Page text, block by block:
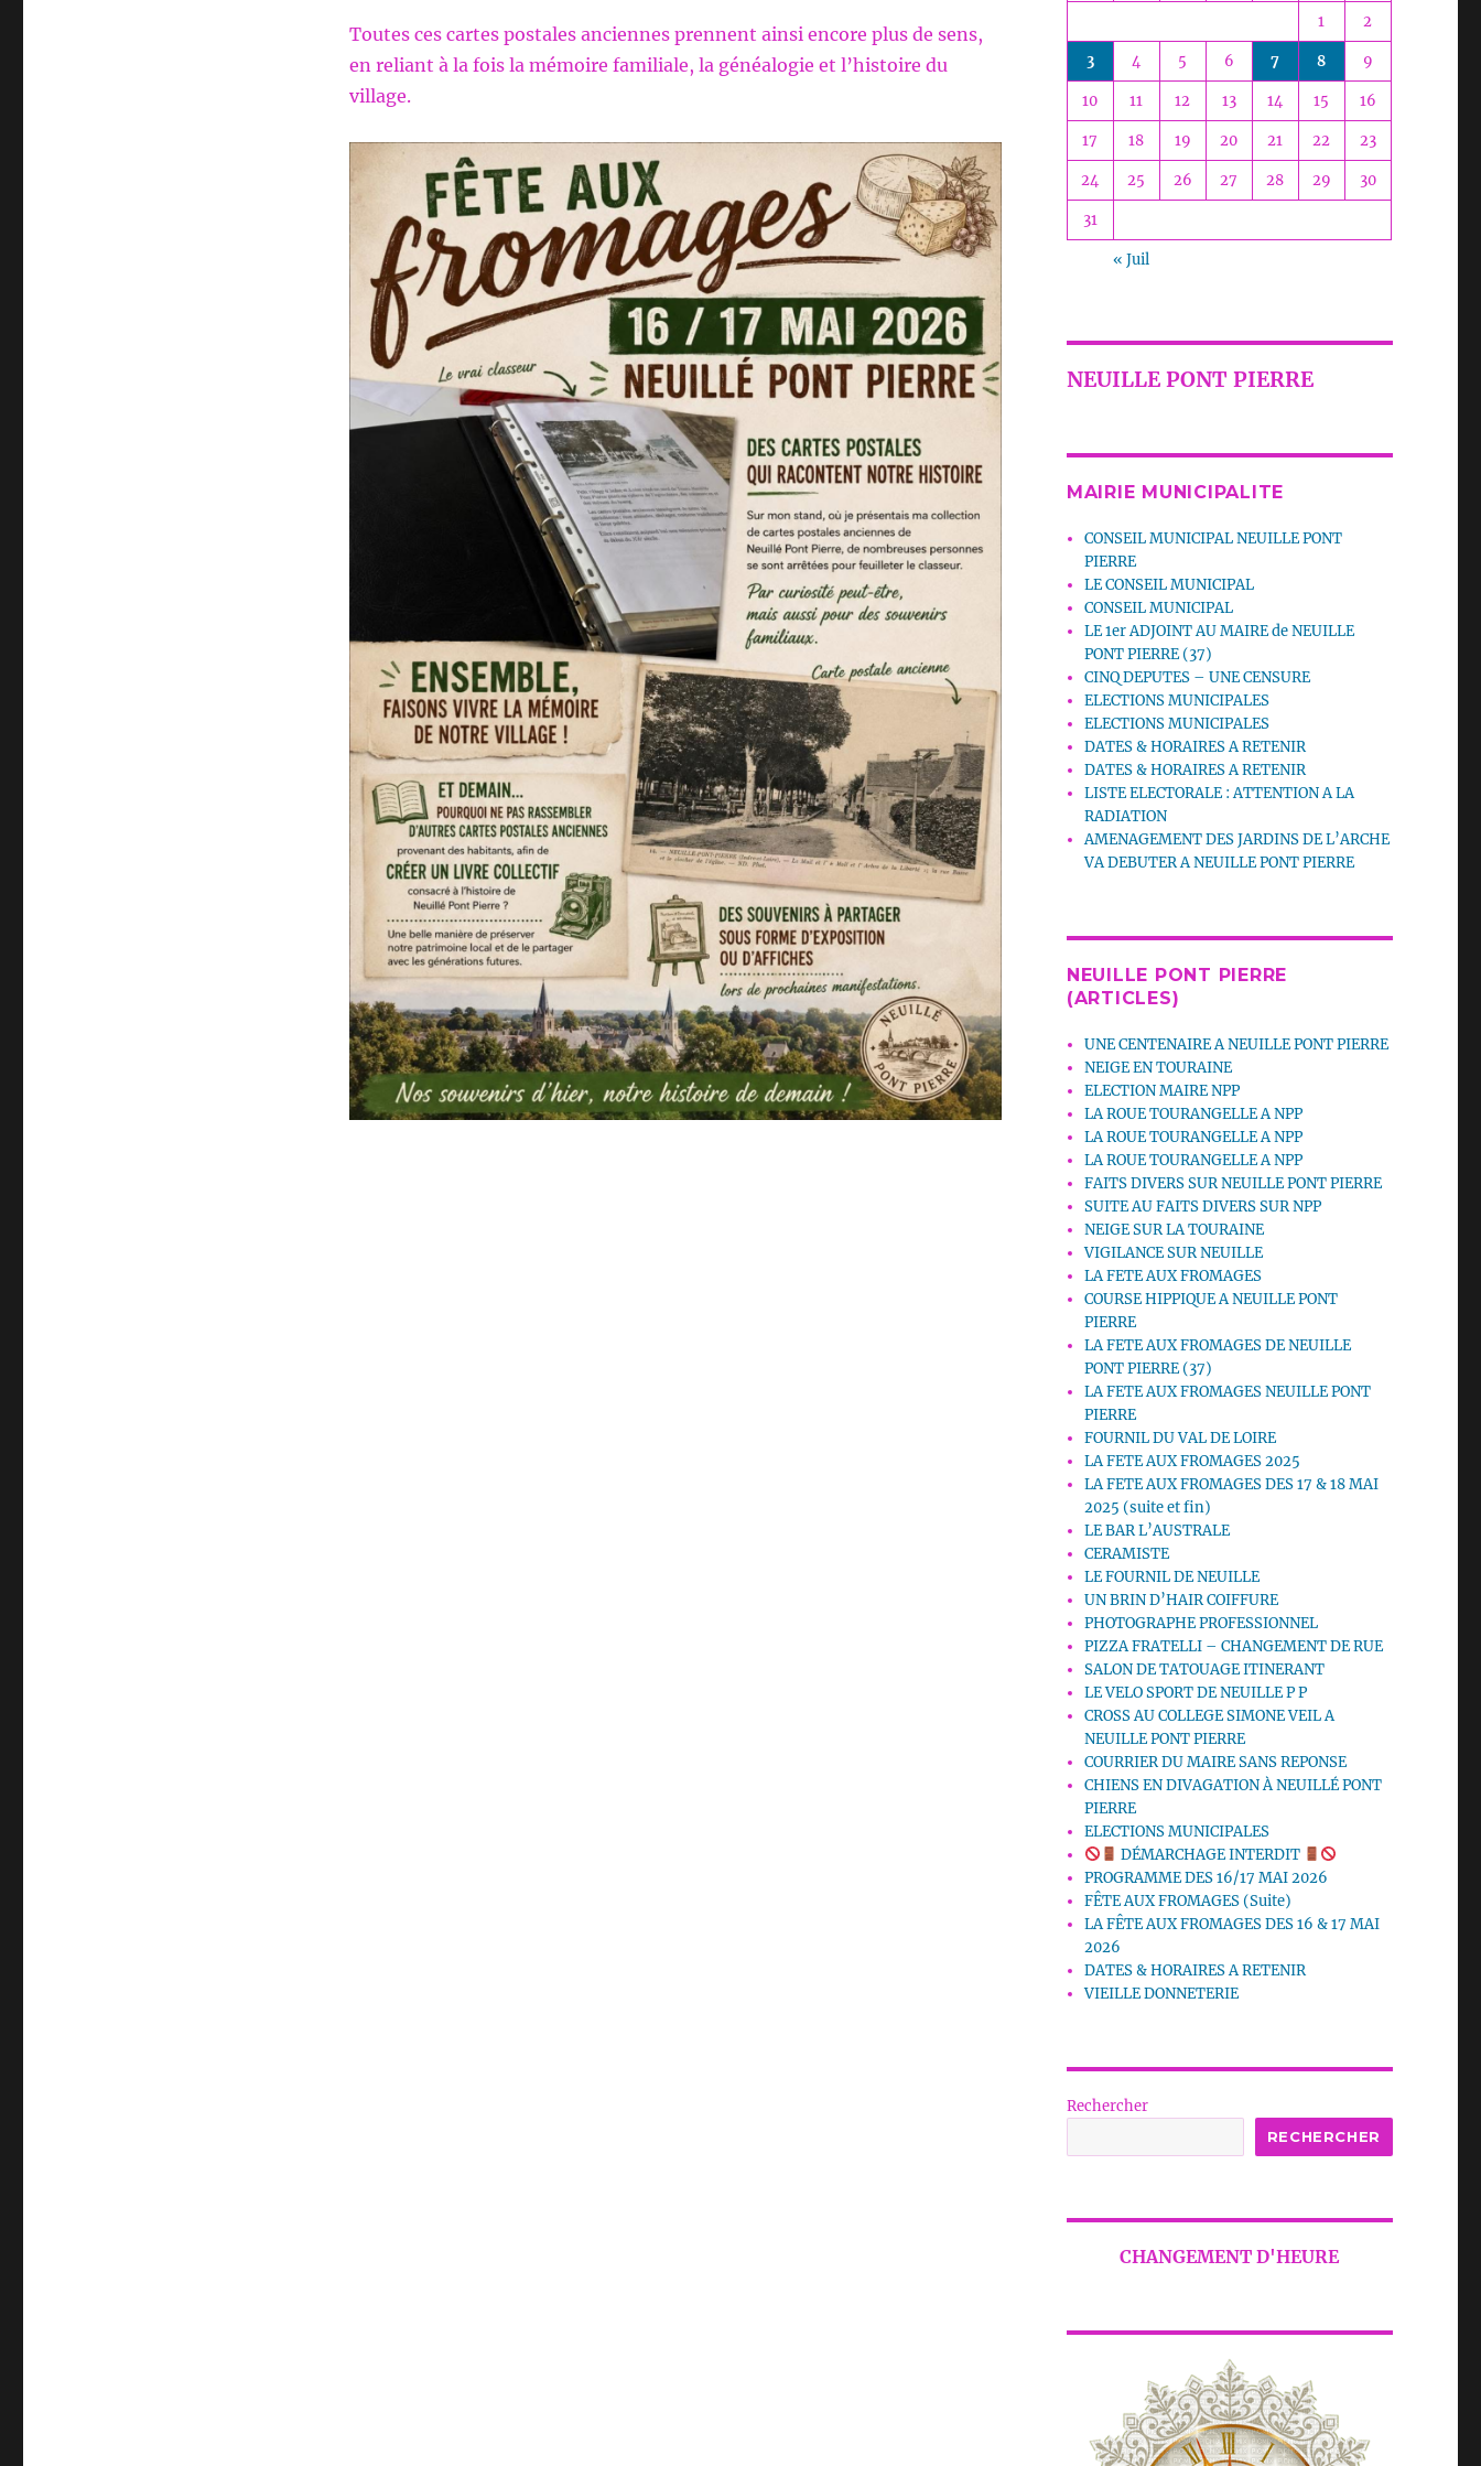
Toutes ces cartes postales anciennes prennent ainsi encore plus de sens,
en reliant à la fois la mémoire familiale, la généalogie et l’histoire du
village.
1 2
3 4 5 6 7 8 9
10 11 12 13 14 15 16
17 18 19 20 21 22 23
24 25 26 27 28 29 30
31
« Juil
NEUILLE PONT PIERRE
MAIRIE MUNICIPALITE
CONSEIL MUNICIPAL NEUILLE PONT
PIERRE
LE CONSEIL MUNICIPAL
CONSEIL MUNICIPAL
LE 1er ADJOINT AU MAIRE de NEUILLE
PONT PIERRE (37)
CINQ DEPUTES – UNE CENSURE
ELECTIONS MUNICIPALES
ELECTIONS MUNICIPALES
DATES & HORAIRES A RETENIR
DATES & HORAIRES A RETENIR
LISTE ELECTORALE : ATTENTION A LA
RADIATION
AMENAGEMENT DES JARDINS DE L’ARCHE
VA DEBUTER A NEUILLE PONT PIERRE
NEUILLE PONT PIERRE
(ARTICLES)
UNE CENTENAIRE A NEUILLE PONT PIERRE
NEIGE EN TOURAINE
ELECTION MAIRE NPP
LA ROUE TOURANGELLE A NPP
LA ROUE TOURANGELLE A NPP
LA ROUE TOURANGELLE A NPP
FAITS DIVERS SUR NEUILLE PONT PIERRE
SUITE AU FAITS DIVERS SUR NPP
NEIGE SUR LA TOURAINE
VIGILANCE SUR NEUILLE
LA FETE AUX FROMAGES
COURSE HIPPIQUE A NEUILLE PONT
PIERRE
LA FETE AUX FROMAGES DE NEUILLE
PONT PIERRE (37)
LA FETE AUX FROMAGES NEUILLE PONT
PIERRE
FOURNIL DU VAL DE LOIRE
LA FETE AUX FROMAGES 2025
LA FETE AUX FROMAGES DES 17 & 18 MAI
2025 (suite et fin)
LE BAR L’AUSTRALE
CERAMISTE
LE FOURNIL DE NEUILLE
UN BRIN D’HAIR COIFFURE
PHOTOGRAPHE PROFESSIONNEL
PIZZA FRATELLI – CHANGEMENT DE RUE
SALON DE TATOUAGE ITINERANT
LE VELO SPORT DE NEUILLE P P
CROSS AU COLLEGE SIMONE VEIL A
NEUILLE PONT PIERRE
COURRIER DU MAIRE SANS REPONSE
CHIENS EN DIVAGATION À NEUILLÉ PONT
PIERRE
ELECTIONS MUNICIPALES
DÉMARCHAGE INTERDIT
PROGRAMME DES 16/17 MAI 2026
FÊTE AUX FROMAGES (Suite)
LA FÊTE AUX FROMAGES DES 16 & 17 MAI
2026
DATES & HORAIRES A RETENIR
VIEILLE DONNETERIE
Rechercher
RECHERCHER
CHANGEMENT D'HEURE